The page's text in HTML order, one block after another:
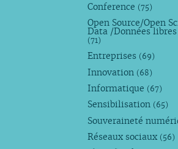
Conference (75)
Open Source/Open
Data /Données
(71)
Entreprises (69)
Innovation (68)
Informatique (67)
Sensibilisation (65)
Souveraineté
Réseaux sociaux (56)